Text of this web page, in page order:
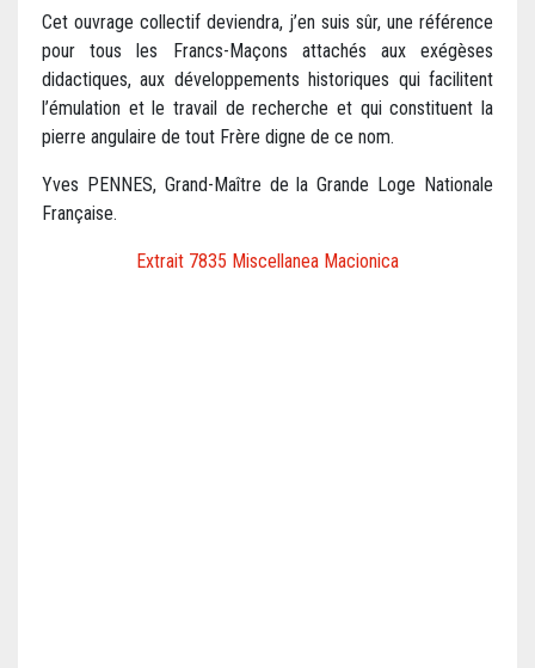
Cet ouvrage collectif deviendra, j’en suis sûr, une référence
pour tous les Francs-Maçons attachés aux exégèses
didactiques, aux développements historiques qui facilitent
l’émulation et le travail de recherche et qui constituent la
pierre angulaire de tout Frère digne de ce nom.
Yves PENNES, Grand-Maître de la Grande Loge Nationale
Française.
Extrait 7835 Miscellanea Macionica